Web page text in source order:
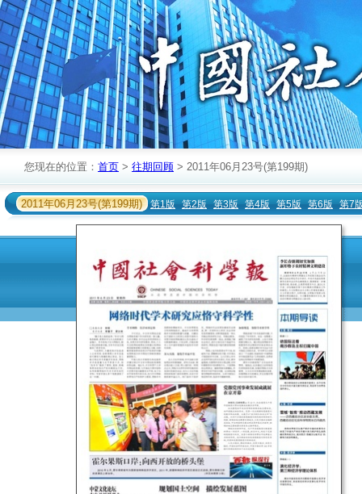
您现在的位置： 首页 > 往期回顾 > 2011年06月23号(第199期)
2011年06月23号(第199期) 第1版 第2版 第3版 第4版 第5版 第6版 第7